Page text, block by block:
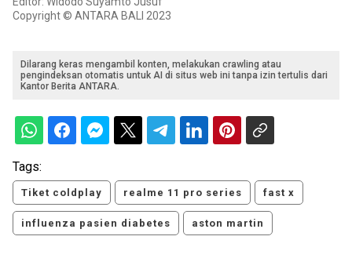
Copyright © ANTARA BALI 2023
Dilarang keras mengambil konten, melakukan crawling atau
pengindeksan otomatis untuk AI di situs web ini tanpa izin tertulis dari
Kantor Berita ANTARA.
Tags:
Tiket coldplay realme 11 pro series fast x
influenza pasien diabetes aston martin